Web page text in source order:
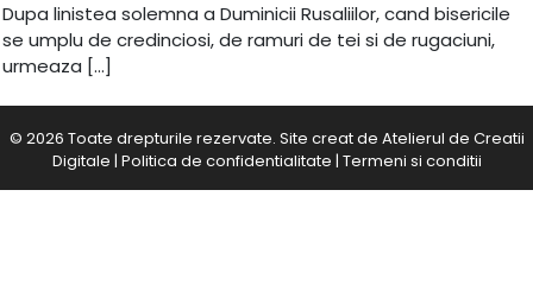
Dupa linistea solemna a Duminicii Rusaliilor, cand bisericile
se umplu de credinciosi, de ramuri de tei si de rugaciuni,
urmeaza […]
© 2026 Toate drepturile rezervate. Site creat de Atelierul de Creatii
Digitale | Politica de confidentialitate | Termeni si conditii